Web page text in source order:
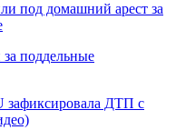
под домашний арест за
поддельные
ДТП с